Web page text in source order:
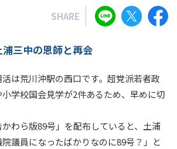
SHARE
三中の恩師と再会
は荒川沖駅の西口です。超党派若者政
学校国会見学が2件あるため、早めに切
かわら版89号」を配布していると、土浦
議員になったばかりなのに89号？」と